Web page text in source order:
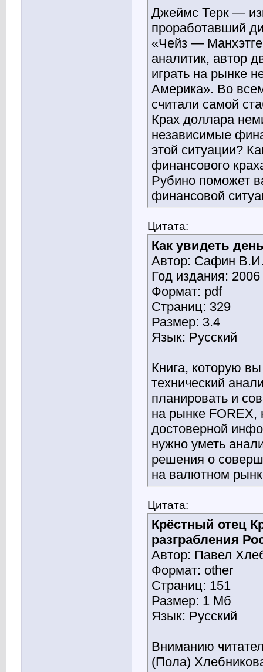
Джеймс Терк —
проработавший
«Чейз —
аналитик, автор
играть на рынке
Америка». Во
считали самой
Крах доллара
независимые
этой ситуации?
финансового
Рубино поможет
финансовой
Цитата:
Как увидеть
Автор: Сафин
Год издания: 2006
Формат: pdf
Страниц: 329
Размер: 3.4
Язык: Русский
Книга, которую
технический
планировать и
на рынке FOREX,
достоверной
нужно уметь
решения о
на валютном
Цитата:
Крёстный отец
разграбления
Автор: Павел
Формат: other
Страниц: 151
Размер: 1 Мб
Язык: Русский
Вниманию
(Пола)